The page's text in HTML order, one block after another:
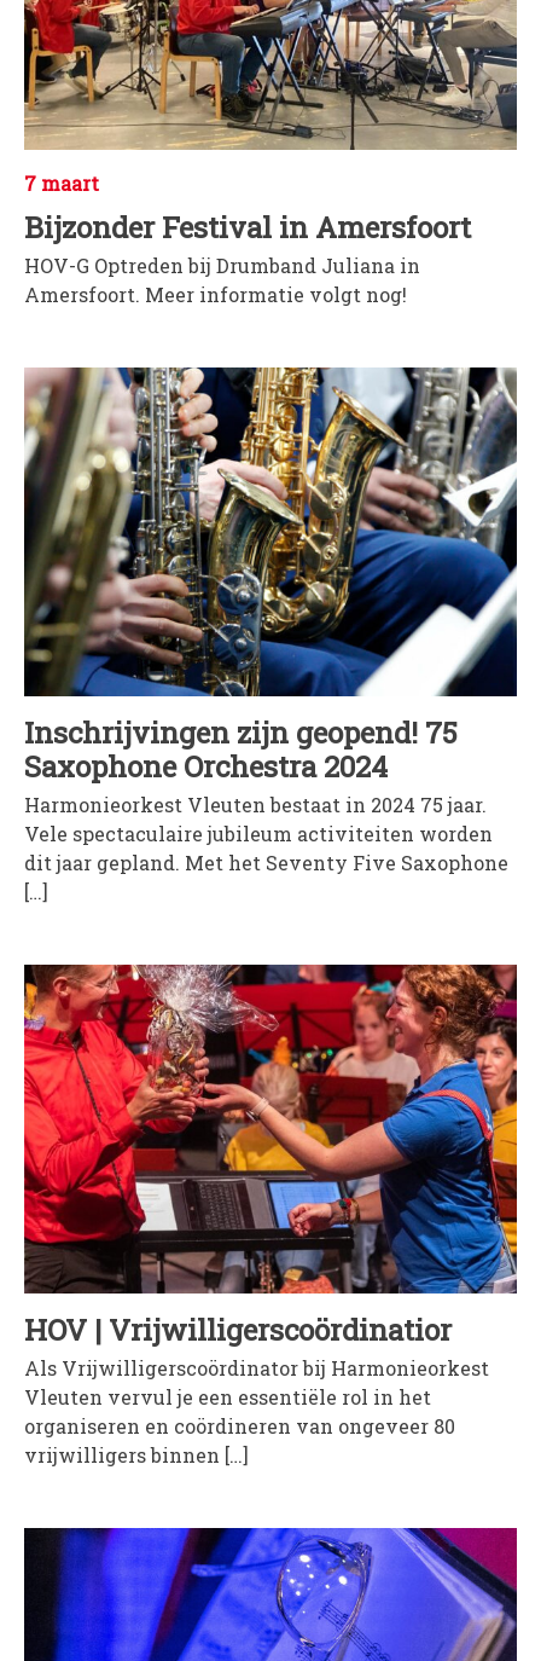
7 maart
Bijzonder Festival in Amersfoort
HOV-G Optreden bij Drumband Juliana in
Amersfoort. Meer informatie volgt nog!
Inschrijvingen zijn geopend! 75
Saxophone Orchestra 2024
Harmonieorkest Vleuten bestaat in 2024 75 jaar.
Vele spectaculaire jubileum activiteiten worden
dit jaar gepland. Met het Seventy Five Saxophone
[…]
HOV | Vrijwilligerscoördinatior
Als Vrijwilligerscoördinator bij Harmonieorkest
Vleuten vervul je een essentiële rol in het
organiseren en coördineren van ongeveer 80
vrijwilligers binnen […]